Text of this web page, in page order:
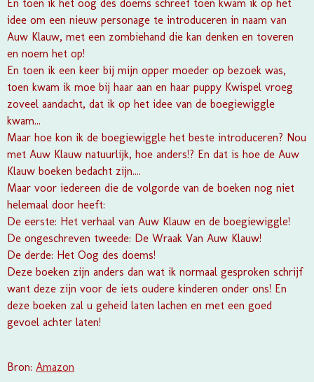
En toen ik het oog des doems schreef toen kwam ik op het
idee om een nieuw personage te introduceren in naam van
Auw Klauw, met een zombiehand die kan denken en toveren
en noem het op!
En toen ik een keer bij mijn opper moeder op bezoek was,
toen kwam ik moe bij haar aan en haar puppy Kwispel vroeg
zoveel aandacht, dat ik op het idee van de boegiewiggle
kwam...
Maar hoe kon ik de boegiewiggle het beste introduceren? Nou
met Auw Klauw natuurlijk, hoe anders!? En dat is hoe de Auw
Klauw boeken bedacht zijn....
Maar voor iedereen die de volgorde van de boeken nog niet
helemaal door heeft:
De eerste: Het verhaal van Auw Klauw en de boegiewiggle!
De ongeschreven tweede: De Wraak Van Auw Klauw!
De derde: Het Oog des doems!
Deze boeken zijn anders dan wat ik normaal gesproken schrijf
want deze zijn voor de iets oudere kinderen onder ons! En
deze boeken zal u geheid laten lachen en met een goed
gevoel achter laten!
Bron: Amazon